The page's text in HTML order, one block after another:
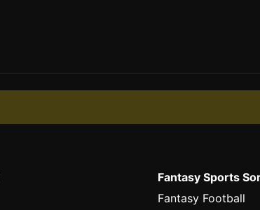
Fantasy Sports
Fantasy Football